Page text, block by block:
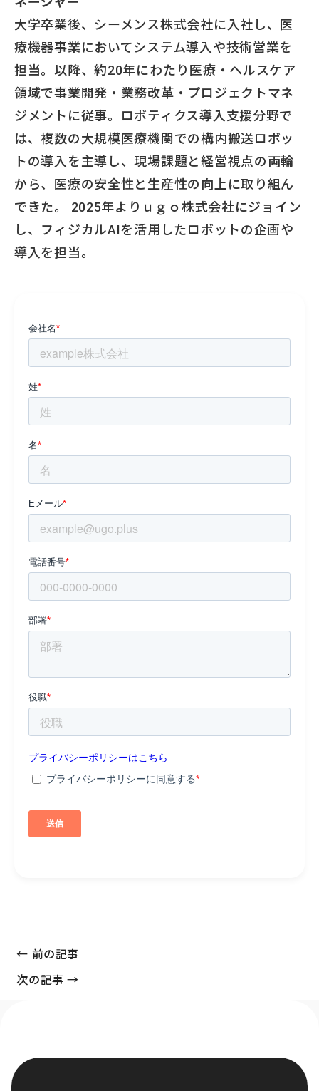
大学卒業後、シーメンス株式会社に入社し、医
療機器事業においてシステム導入や技術営業を
担当。以降、約20年にわたり医療・ヘルスケア
領域で事業開発・業務改革・プロジェクトマネ
ジメントに従事。ロボティクス導入支援分野で
は、複数の大規模医療機関での構内搬送ロボッ
トの導入を主導し、現場課題と経営視点の両輪
から、医療の安全性と生産性の向上に取り組ん
できた。 2025年よりｕｇｏ株式会社にジョイン
し、フィジカルAIを活用したロボットの企画や
導入を担当。
← 前の記事
次の記事 →